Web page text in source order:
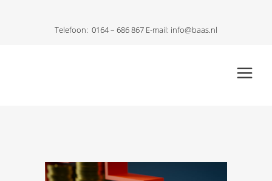
Telefoon: 0164 – 686 867 E-mail: info@baas.nl